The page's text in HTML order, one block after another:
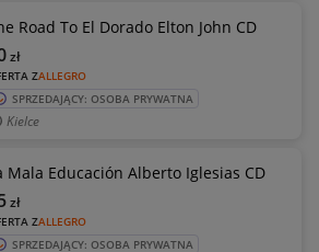
Road To El Dorado Elton John CD
ZALLEGRO
zł
SPRZEDAJĄCY: OSOBA PRYWATNA
Kielce
Mala Educación Alberto Iglesias CD
ZALLEGRO
zł
SPRZEDAJĄCY: OSOBA PRYWATNA